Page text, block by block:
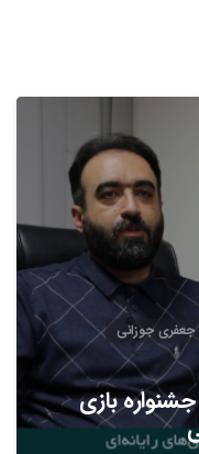
جوزانی
اخبار نیمروزی شبکه ۱ / جشنواره بازی